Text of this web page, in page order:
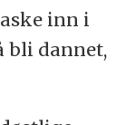
inn i
bli dannet,